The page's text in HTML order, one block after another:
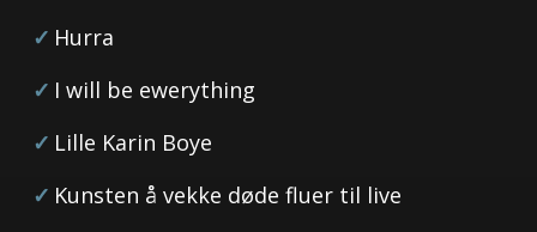
Hurra
I will be ewerything
Lille Karin Boye
Kunsten å vekke døde fluer til live